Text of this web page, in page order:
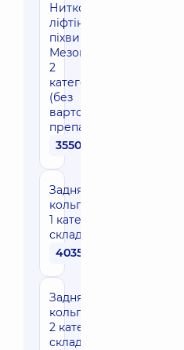
Нитковий
ліфтінг
піхви
Мезонитки
2
категории
(без
вартості
препарату)
35500 грн
Задня
кольпорафія
1 категорії
складності
40350 грн
Задня
кольпорафія
2 категорії
складності